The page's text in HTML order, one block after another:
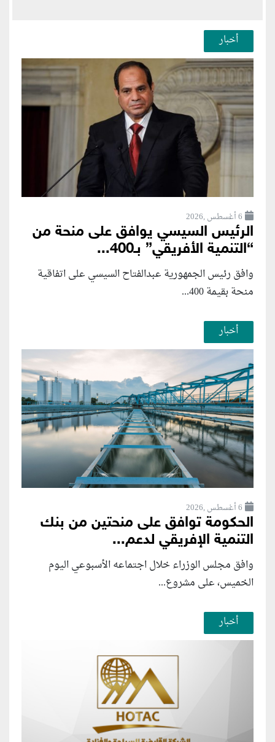
أخبار
6 أغسطس ,2026
الرئيس السيسي يوافق على منحة من
“التنمية الأفريقي” بـ400...
وافق رئيس الجمهورية عبدالفتاح السيسي على اتفاقية
منحة بقيمة 400...
أخبار
6 أغسطس ,2026
الحكومة توافق على منحتين من بنك
التنمية الإفريقي لدعم...
وافق مجلس الوزراء خلال اجتماعه الأسبوعي اليوم
الخميس، على مشروع...
أخبار